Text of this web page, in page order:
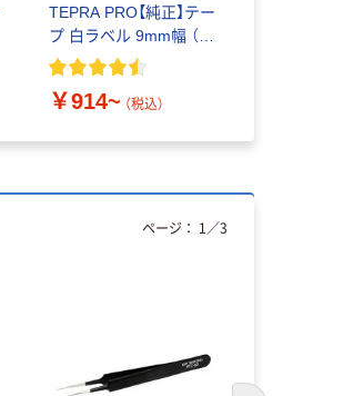
TEPRA PRO【純正】テー
プ 白ラベル 9mm幅 （黒
文字）
￥914~ （税込）
ページ： 1 ／3